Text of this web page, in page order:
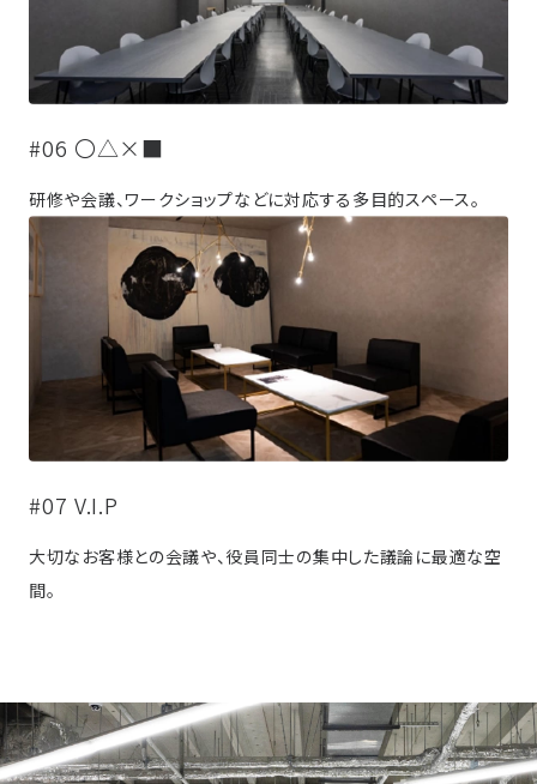
#06 〇△×■
研修や会議、ワークショップなどに対応する多目的スペース。
#07 V.I.P
大切なお客様との会議や、役員同士の集中した議論に最適な空
間。